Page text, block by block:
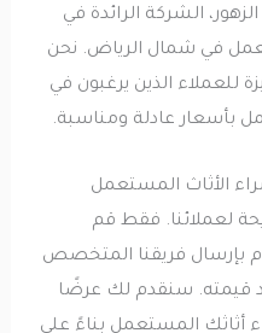
الشركة الرائدة في
في شمال الرياض. نحن
الذين يرغبون في
عادلة ومناسبة.
المستعمل
فقط قم
فريقنا المتخصص
سنقدم لك عرضًا
المستعمل بناءً على